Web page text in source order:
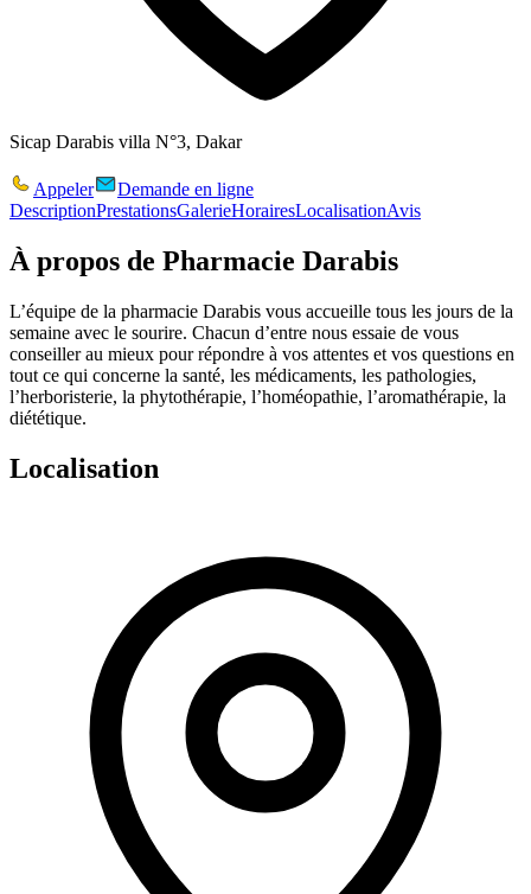
Sicap Darabis villa N°3, Dakar
Appeler
Demande en ligne
DescriptionPrestationsGalerieHorairesLocalisationAvis
À propos de Pharmacie Darabis
L’équipe de la pharmacie Darabis vous accueille tous les jours de la
semaine avec le sourire. Chacun d’entre nous essaie de vous
conseiller au mieux pour répondre à vos attentes et vos questions en
tout ce qui concerne la santé, les médicaments, les pathologies,
l’herboristerie, la phytothérapie, l’homéopathie, l’aromathérapie, la
diététique.
Localisation